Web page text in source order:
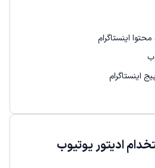
ادیتور یوتیوب
اینستاگرام
اینستاگرام